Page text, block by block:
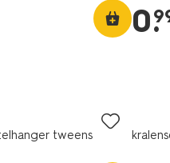
0.
tweens